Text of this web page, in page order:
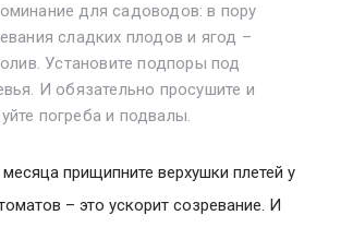
для садоводов: в пору
сладких плодов и ягод –
Установите подпоры под
И обязательно просушите и
погреба и подвалы.
прищипните верхушки плетей у
– это ускорит созревание. И